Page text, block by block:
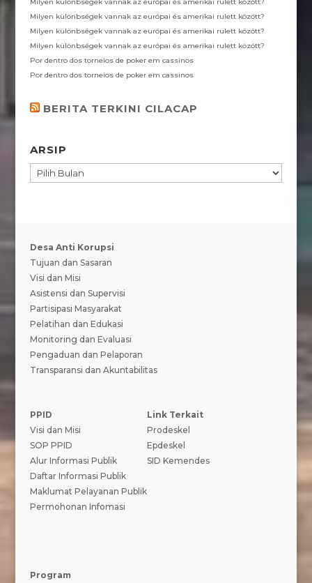
Milyen különbségek vannak az európai és amerikai rulett között?
Milyen különbségek vannak az európai és amerikai rulett között?
Milyen különbségek vannak az európai és amerikai rulett között?
Por dentro dos torneios de poker em cassinos
Por dentro dos torneios de poker em cassinos
BERITA TERKINI CILACAP
ARSIP
ARSIP
Desa Anti Korupsi
Tujuan dan Sasaran
Visi dan Misi
Asistensi dan Supervisi
Partisipasi Masyarakat
Pelatihan dan Edukasi
Monitoring dan Evaluasi
Pengaduan dan Pelaporan
Transparansi dan Akuntabilitas
PPID
Visi dan Misi
SOP PPID
Alur Informasi Publik
Daftar Informasi Publik
Maklumat Pelayanan Publik
Permohonan Infomasi
Link Terkait
Prodeskel
Epdeskel
SID Kemendes
Program